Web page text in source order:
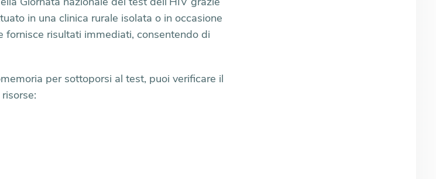
in una clinica rurale isolata o in occasione
risultati immediati, consentendo di
per sottoporsi al test, puoi verificare il